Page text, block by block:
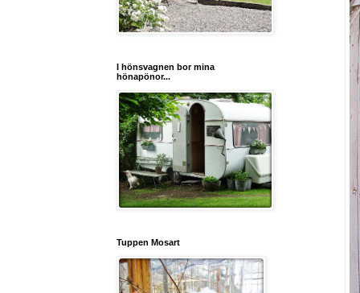
I hönsvagnen bor mina
hönapönor...
Tuppen Mosart